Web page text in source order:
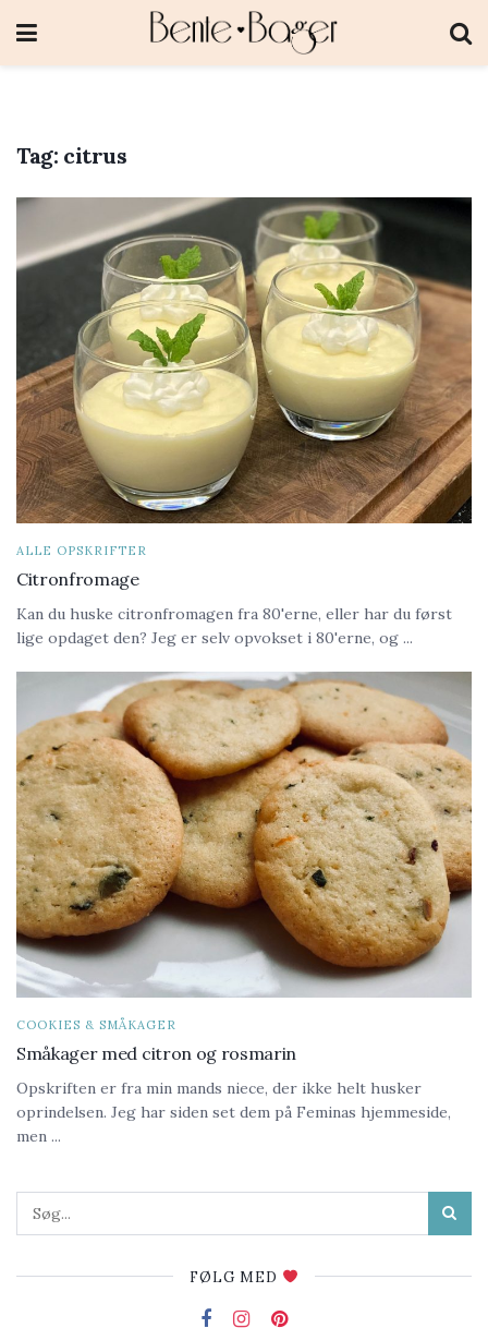
Tag: citrus
ALLE OPSKRIFTER
Citronfromage
Kan du huske citronfromagen fra 80'erne, eller har du først
lige opdaget den? Jeg er selv opvokset i 80'erne, og ...
COOKIES & SMÅKAGER
Småkager med citron og rosmarin
Opskriften er fra min mands niece, der ikke helt husker
oprindelsen. Jeg har siden set dem på Feminas hjemmeside,
men ...
FØLG MED